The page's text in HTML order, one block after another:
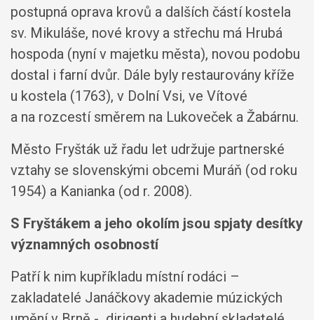
postupná oprava krovů a dalších částí kostela
sv. Mikuláše, nové krovy a střechu má Hrubá
hospoda (nyní v majetku města), novou podobu
dostal i farní dvůr. Dále byly restaurovány kříže
u kostela (1763), v Dolní Vsi, ve Vítové
a na rozcestí směrem na Lukoveček a Žabárnu.
Město Fryšták už řadu let udržuje partnerské
vztahy se slovenskými obcemi Muráň (od roku
1954) a Kanianka (od r. 2008).
S Fryštákem a jeho okolím jsou spjaty desítky
významných osobností
Patří k nim kupříkladu místní rodáci –
zakladatelé Janáčkovy akademie múzických